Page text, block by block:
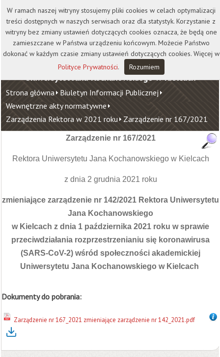
Kontakt Biblioteka
Wydawnictwo
Wirtualna Uczelnia
Uniwersytet Jana Kochanowskiego w Kielcach
Strona główna Biuletyn Informacji Publicznej
Wewnętrzne akty normatywne
Zarządzenia Rektora w 2021 roku Zarządzenie nr 167/2021
Zarządzenie nr167/2021
Rektora Uniwersytetu Jana Kochanowskiego w Kielcach
z dnia 2 grudnia 2021 roku
zmieniające zarządzenie nr 142/2021 Rektora Uniwersytetu
Jana Kochanowskiego
w Kielcach z dnia 1 października 2021 roku w sprawie
przeciwdziałania rozprzestrzenianiu się koronawirusa
(SARS-CoV-2) wśród społeczności akademickiej
Uniwersytetu Jana Kochanowskiego w Kielcach
Dokumenty do pobrania:
Zarządzenie nr 167_2021 zmieniające zarządzenie nr 142_2021.pdf
W ramach naszej witryny stosujemy pliki cookies w celach optymalizacji
treści dostępnych w naszych serwisach oraz dla statystyk. Korzystanie z
witryny bez zmiany ustawień dotyczących cookies oznacza, że będą one
zamieszczane w Państwa urządzeniu końcowym. Możecie Państwo
dokonać w każdym czasie zmiany ustawień dotyczących cookies. Więcej w
Polityce Prywatności. Rozumiem